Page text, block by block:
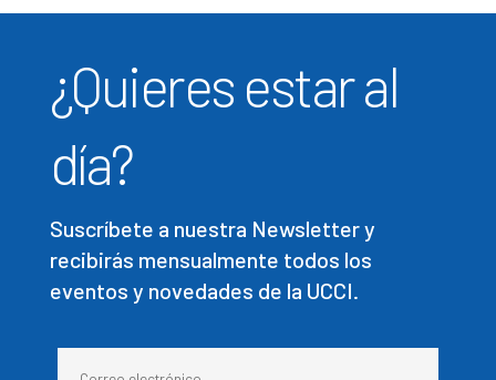
¿Quieres estar al
día?
Suscríbete a nuestra Newsletter y
recibirás mensualmente todos los
eventos y novedades de la UCCI.